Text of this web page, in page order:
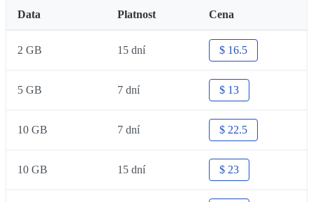
Data Platnost Cena
2 GB 15 dní $ 16.5
5 GB 7 dní $ 13
10 GB 7 dní $ 22.5
10 GB 15 dní $ 23